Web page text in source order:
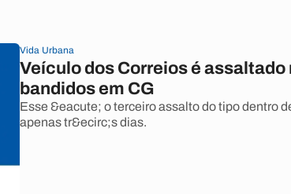
Vida Urbana
Veículo dos Correios é
bandidos em CG
Esse &eacute; o terceiro assalto do tipo dentro
apenas tr&ecirc;s dias.